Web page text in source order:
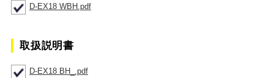
D-EX18 WBH.pdf
取扱説明書
D-EX18 BH_.pdf